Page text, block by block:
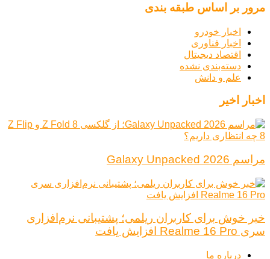
مرور بر اساس طبقه بندی
اخبار خودرو
اخبار فناوری
اقتصاد دیجیتال
دسته‌بندی نشده
علم و دانش
اخبار اخیر
مراسم Galaxy Unpacked 2026
خبر خوش برای کاربران ریلمی؛ پشتیبانی نرم‌افزاری
سری Realme 16 Pro افزایش یافت
درباره ما